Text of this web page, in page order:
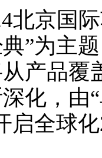
北京国
”为主
产品覆
化，由
启全球